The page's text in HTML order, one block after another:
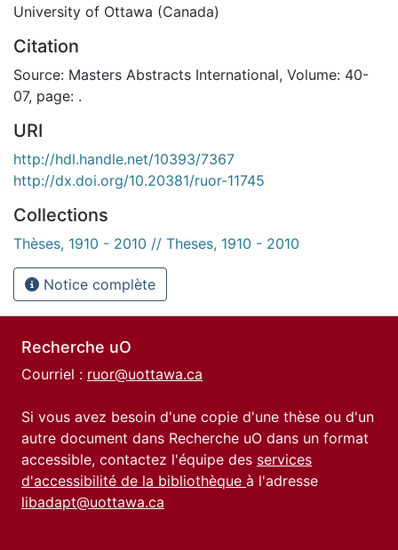
University of Ottawa (Canada)
Citation
Source: Masters Abstracts International, Volume: 40-
07, page: .
URI
http://hdl.handle.net/10393/7367
http://dx.doi.org/10.20381/ruor-11745
Collections
Thèses, 1910 - 2010 // Theses, 1910 - 2010
Notice complète
Recherche uO
Courriel : ruor@uottawa.ca
Si vous avez besoin d'une copie d'une thèse ou d'un
autre document dans Recherche uO dans un format
accessible, contactez l'équipe des services
d'accessibilité de la bibliothèque à l'adresse
libadapt@uottawa.ca